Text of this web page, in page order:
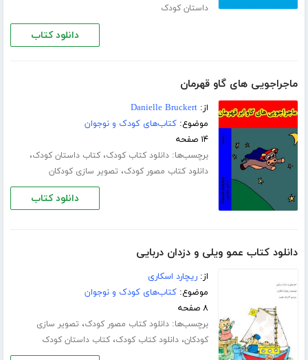
داستان کودک
دانلود کتاب
ماجراجویی های گاو قهرمان
از:Danielle Bruckert
موضوع:کتاب‌های کودک و نوجوان
۱۴ صفحه
برچسب‌ها:دانلود کتاب کودک،کتاب داستان کودک،
دانلود کتاب مصور کودک، تصویر سازی کودکان
دانلود کتاب
دانلود کتاب عمو ویلی و دزدان دربایی
از:ریچارد اسکاری
موضوع:کتاب‌های کودک و نوجوان
۸ صفحه
برچسب‌ها:دانلود کتاب مصور کودک، تصویر سازی
کودکان،دانلود کتاب کودک،کتاب داستان کودک